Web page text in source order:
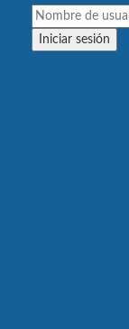
Iniciar sesión